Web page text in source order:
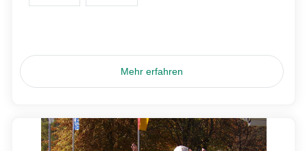
Mehr erfahren